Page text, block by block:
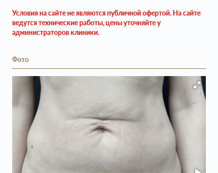
Условия на сайте не являются публичной офертой. На сайте
ведутся технические работы, цены уточняйте у
администраторов клиники.
Фото